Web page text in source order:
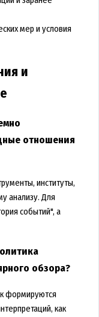
мер и условия
и
отношения
институты,
анализу. Для
событий", а
обзора?
формируются
как